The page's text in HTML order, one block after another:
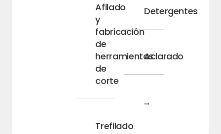
Afilado
y
fabricación
de
herramientas
de
corte
Trefilado
Detergentes
Aclarado
...